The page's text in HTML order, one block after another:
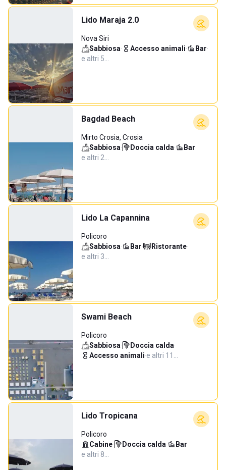
Lido Maraja 2.0
Nova Siri
Sabbiosa· Accesso animali· Bar·
e altri 5…
Bagdad Beach
Mirto Crosia, Crosia
Sabbiosa· Doccia calda· Bar·
e altri 2…
Lido La Capannina
Policoro
Sabbiosa· Bar· Ristorante·
e altri 3…
Swami Beach
Policoro
Sabbiosa· Doccia calda·
Accesso animali·e altri 11…
Lido Tropicana
Policoro
Cabine· Doccia calda· Bar·
e altri 8…